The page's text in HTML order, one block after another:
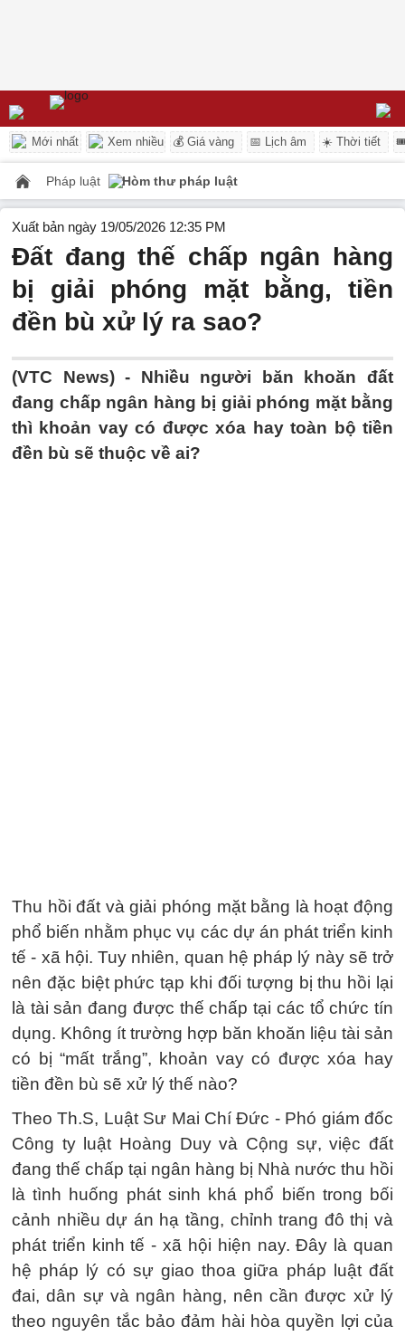
Mới nhất Xem nhiều 💰 Giá vàng 📅 Lịch âm ☀️ Thời tiết
Pháp luật Hòm thư pháp luật
Xuất bản ngày 19/05/2026 12:35 PM
Đất đang thế chấp ngân hàng
bị giải phóng mặt bằng, tiền
đền bù xử lý ra sao?
(VTC News) - Nhiều người băn khoăn đất
đang chấp ngân hàng bị giải phóng mặt bằng
thì khoản vay có được xóa hay toàn bộ tiền
đền bù sẽ thuộc về ai?
Thu hồi đất và giải phóng mặt bằng là hoạt động
phổ biến nhằm phục vụ các dự án phát triển kinh
tế - xã hội. Tuy nhiên, quan hệ pháp lý này sẽ trở
nên đặc biệt phức tạp khi đối tượng bị thu hồi lại
là tài sản đang được thế chấp tại các tổ chức tín
dụng. Không ít trường hợp băn khoăn liệu tài sản
có bị “mất trắng”, khoản vay có được xóa hay
tiền đền bù sẽ xử lý thế nào?
Theo Th.S, Luật Sư Mai Chí Đức - Phó giám đốc
Công ty luật Hoàng Duy và Cộng sự, việc đất
đang thế chấp tại ngân hàng bị Nhà nước thu hồi
là tình huống phát sinh khá phổ biến trong bối
cảnh nhiều dự án hạ tầng, chỉnh trang đô thị và
phát triển kinh tế - xã hội hiện nay. Đây là quan
hệ pháp lý có sự giao thoa giữa pháp luật đất
đai, dân sự và ngân hàng, nên cần được xử lý
theo nguyên tắc bảo đảm hài hòa quyền lợi của